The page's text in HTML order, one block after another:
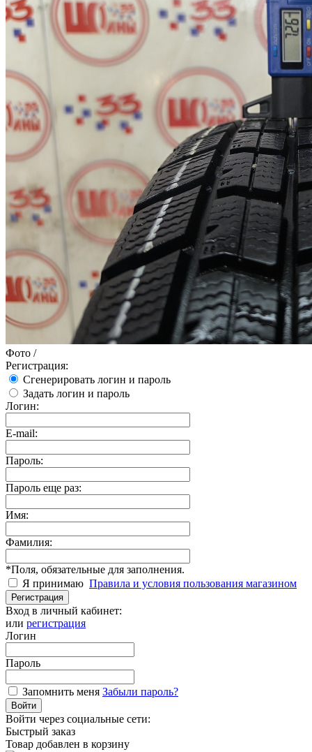
Фото /
Регистрация:
Сгенерировать логин и пароль
Задать логин и пароль
Логин:
E-mail:
Пароль:
Пароль еще раз:
Имя:
Фамилия:
*Поля, обязательные для заполнения.
Я принимаю Правила и условия пользования магазином
Регистрация
Вход в личный кабинет:
или регистрация
Логин
Пароль
Запомнить меня Забыли пароль?
Войти
Войти через социальные сети:
Быстрый заказ
Товар добавлен в корзину